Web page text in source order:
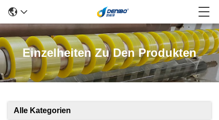
Einzelheiten Zu Den Produkten
Alle Kategorien